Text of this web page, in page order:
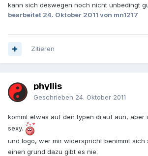
kann sich deswegen noch nicht unbedingt
bearbeitet 24. Oktober 2011 von mn1217
Zitieren
phyllis
Geschrieben 24. Oktober 2011
kommt etwas auf den typen drauf aun, aber
sexy.
und logo, wer mir widerspricht benimmt sich
einen grund dazu gibt es nie.